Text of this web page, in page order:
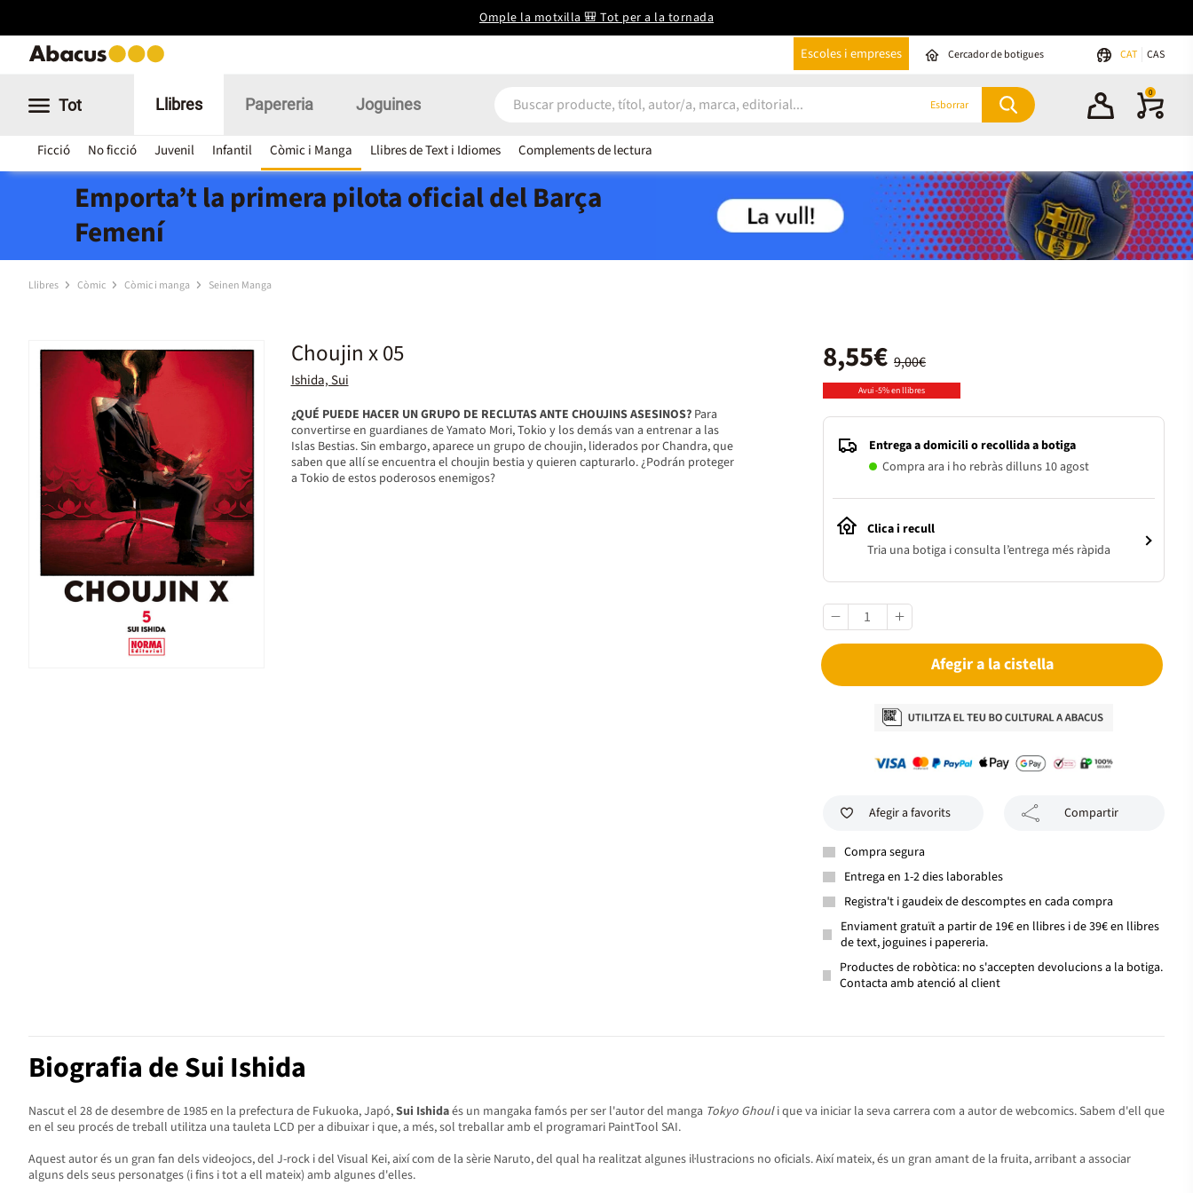
Omple la motxilla 🎒 Tot per a la tornada
Escoles i empreses Cercador de botigues CAT CAS
Tot Llibres
Ficció No ficció Juvenil Infantil Còmic i Manga Llibres de Text i Idiomes Complements de lectura
Papereria Joguines Esborrar
0
Emporta’t la primera pilota oficial del Barça
Femení
Llibres Còmic Còmic i manga Seinen Manga
Choujin x 05
Ishida, Sui
¿QUÉ PUEDE HACER UN GRUPO DE RECLUTAS ANTE CHOUJINS ASESINOS? Para
convertirse en guardianes de Yamato Mori, Tokio y los demás van a entrenar a las
Islas Bestias. Sin embargo, aparece un grupo de choujin, liderados por Chandra, que
saben que allí se encuentra el choujin bestia y quieren capturarlo. ¿Podrán proteger
a Tokio de estos poderosos enemigos?
9,00€
8,55€
Avui -5% en llibres
Entrega a domicili o recollida a botiga
Compra ara i ho rebràs dilluns 10 agost
Clica i recull
Tria una botiga i consulta l’entrega més ràpida
Afegir a la cistella
Afegir a favorits Compartir
Compra segura
Entrega en 1-2 dies laborables
Registra't i gaudeix de descomptes en cada compra
Enviament gratuït a partir de 19€ en llibres i de 39€ en llibres
de text, joguines i papereria.
Productes de robòtica: no s'accepten devolucions a la botiga.
Contacta amb atenció al client
Biografia de Sui Ishida
Nascut el 28 de desembre de 1985 en la prefectura de Fukuoka, Japó,Sui Ishidaés un mangaka famós per ser l'autor del manga Tokyo Ghouli que va iniciar la seva carrera com a autor de webcomics. Sabem d'ell que
en el seu procés de treball utilitza una tauleta LCD per a dibuixar i que, a més, sol treballar amb el programari PaintTool SAI.
Aquest autor és un gran fan dels videojocs, del J-rock i del Visual Kei, així com de la sèrie Naruto, del qual ha realitzat algunes il·lustracions no oficials. Així mateix, és un gran amant de la fruita, arribant a associar
alguns dels seus personatges (i fins i tot a ell mateix) amb algunes d'elles.